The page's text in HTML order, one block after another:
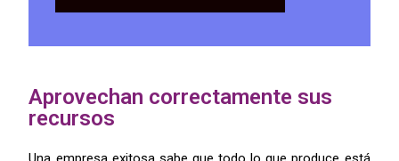
Aprovechan correctamente sus
recursos